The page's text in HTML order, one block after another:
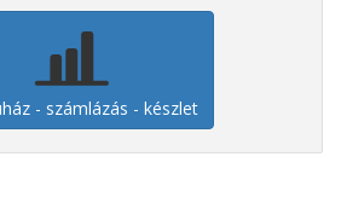
- számlázás - készlet